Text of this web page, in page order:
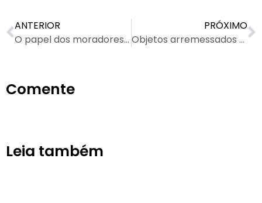
ANTERIOR
O papel dos moradores na segurança condominial
PRÓXIMO
Objetos arremessados através das janelas das unidades
Comente
Leia também